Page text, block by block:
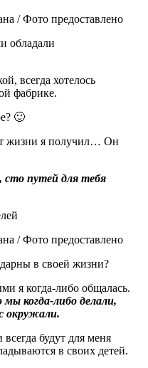
/ Фото предоставлено
обладали
всегда хотелось
фабрике.
🙂
жизни я получил… Он
сто путей для тебя
/ Фото предоставлено
в своей жизни?
я когда-либо общалась.
когда-либо делали,
окружали.
будут для меня
в своих детей.